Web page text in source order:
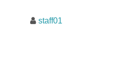
staff01